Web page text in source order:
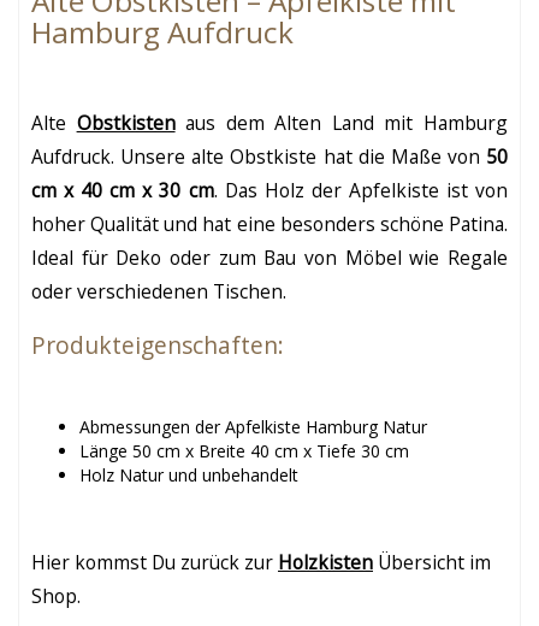
Hamburg Aufdruck
Alte Obstkistenaus dem Alten Land mit Hamburg
Aufdruck. Unsere alte Obstkiste hat die Maße von 50
cm x 40 cm x 30 cm. Das Holz der Apfelkiste ist von
hoher Qualität und hat eine besonders schöne Patina.
Ideal für Deko oder zum Bau von Möbel wie Regale
oder verschiedenen Tischen.
Produkteigenschaften:
Abmessungen der Apfelkiste Hamburg Natur
Länge 50 cm x Breite 40 cm x Tiefe 30 cm
Holz Natur und unbehandelt
Hier kommst Du zurück zur Holzkisten Übersicht im
Shop.